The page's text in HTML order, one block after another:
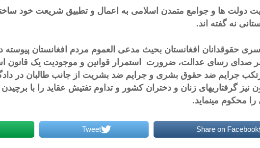
دولت ها و جوامع متمدن اسلامی به اعمال و تطبیق شریعت خود
نه گفته اند.
حقوقدانان افغانستان بحیث مدعی العموم مردم افغانستان
صدای رسای عدالت، ضرورت استمرار قوانین و موجودیت یک قانون
جرایم ضد حقوق بشری و جرایم ضد بشریت از جانب طالبان در
نیز گرفتاریهای زنان و دختران کشور و تداوم تفتیش عقاید را با
محکوم مینماید.
Share on Facebook
Tweet